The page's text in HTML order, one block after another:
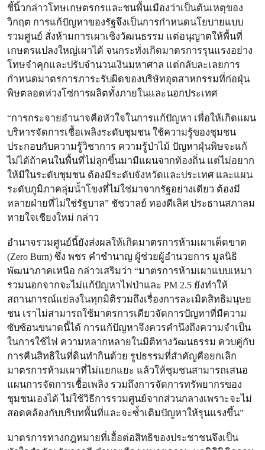
ชี้นิ้วกล่าวโทษเกษตรกรและชนพื้นเมืองว่าเป็นต้นเหตุของ
วิกฤต การแก้ปัญหาของรัฐจึงเป็นการกำหนดนโยบายแบบ
รวมศูนย์ สั่งห้ามการเผาเชิงวัฒนธรรม แต่อนุญาตให้พื้นที่
เกษตรแปลงใหญ่เผาได้ จนกระทั่งเกิดมาตรการรุนแรงอย่าง
โทษจำคุกและปรับจำนวนเงินมหาศาล แต่กลับละเลยการ
กำหนดมาตรการภาระรับผิดของบริษัทอุตสาหกรรมที่ก่อฝุ่น
พิษตลอดห่วงโซ่การผลิตทั้งภายในและนอกประเทศ
“การกระจายอำนาจคือหัวใจในการแก้ปัญหา เพื่อให้เกิดแผน
บริหารจัดการเชื้อเพลิงระดับชุมชน ใช้ความรู้ของชุมชน
ประกอบกับความรู้วิชาการ ความรู้ป่าไม้ ปัญหาฝุ่นพิษจะแก้
ไม่ได้ถ้าคนในพื้นที่ไม่ลุกขึ้นมามีแผนจากท้องถิ่น แต่ไม่อยาก
ให้มีในระดับชุมชน ต้องมีระดับจังหวัดและประเทศ และแผน
ระดับภูมิภาคลุ่มน้ำโขงที่ไม่ใช่มาจากรัฐอย่างเดียว ต้องมี
หลายฝ่ายที่ไม่ใช่รัฐบาล” ชัชวาลย์ ทองดีเลิศ ประธานสภาลม
หายใจเชียงใหม่ กล่าว
อำนาจรวมศูนย์นี้ยังส่งผลให้เกิดมาตรการห้ามเผาเด็ดขาด
(Zero Burn) ซึ่ง พชร คำชำนาญ ผู้ช่วยผู้อำนวยการ มูลนิธิ
พัฒนาภาคเหนือ กล่าวเสริมว่า “มาตรการห้ามเผาแบบเหมา
รวมนอกจากจะไม่แก้ปัญหาไฟป่าและ PM 2.5 ยังทำให้
สถานการณ์แย่ลงในทุกมิติรวมถึงเรื่องการละเมิดสิทธิมนุษย
ชน เราไม่สามารถใช้มาตรการเดียวจัดการปัญหาที่มีความ
ซับซ้อนขนาดนี้ได้ การแก้ปัญหาจึงควรคำนึงถึงความจำเป็น
ในการใช้ไฟ ความหลากหลายในมิติทางวัฒนธรรม ควบคู่กับ
การคืนสิทธิในที่ดินทำกินด้วย รูปธรรมที่สำคัญคือยกเลิก
มาตรการห้ามเผาที่ไม่แยกแยะ แล้วให้ชุมชนสามารถเสนอ
แผนการจัดการเชื้อเพลิง รวมถึงการจัดการทรัพยากรของ
ชุมชนเองได้ ไม่ใช้วิธีการรวมศูนย์จากส่วนกลางเพราะจะไม่
สอดคล้องกับบริบทพื้นที่และจะซ้ำเติมปัญหาให้รุนแรงขึ้น”
มาตรการทางกฎหมายที่เอื้อต่อสิทธิของประชาชนจึงเป็น